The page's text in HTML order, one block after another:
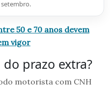
50 e 70 anos devem
vigor
prazo extra?
motorista com CNH